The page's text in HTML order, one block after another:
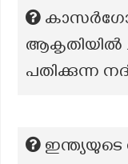
ആകൃതിയിൽ
പതിക്കുന്ന
ഇന്ത്യയുടെ